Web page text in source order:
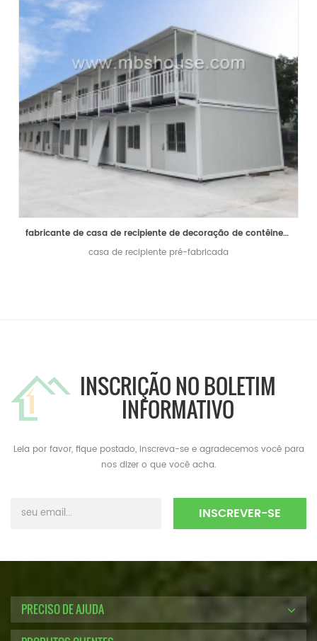
fabricante de casa de recipiente de decoração de contêiner pré-fabricado
casa de recipiente pré-fabricada
INSCRIÇÃO NO BOLETIM
INFORMATIVO
Leia por favor, fique postado, inscreva-se e agradecemos você para
nos dizer o que você acha.
PRECISO DE AJUDA